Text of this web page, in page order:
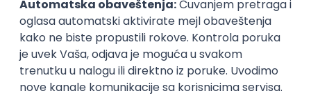
Modelar Inženjer